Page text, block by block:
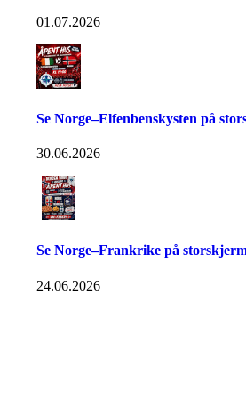
01.07.2026
Se Norge–Elfenbenskysten på
30.06.2026
Se Norge–Frankrike på
24.06.2026